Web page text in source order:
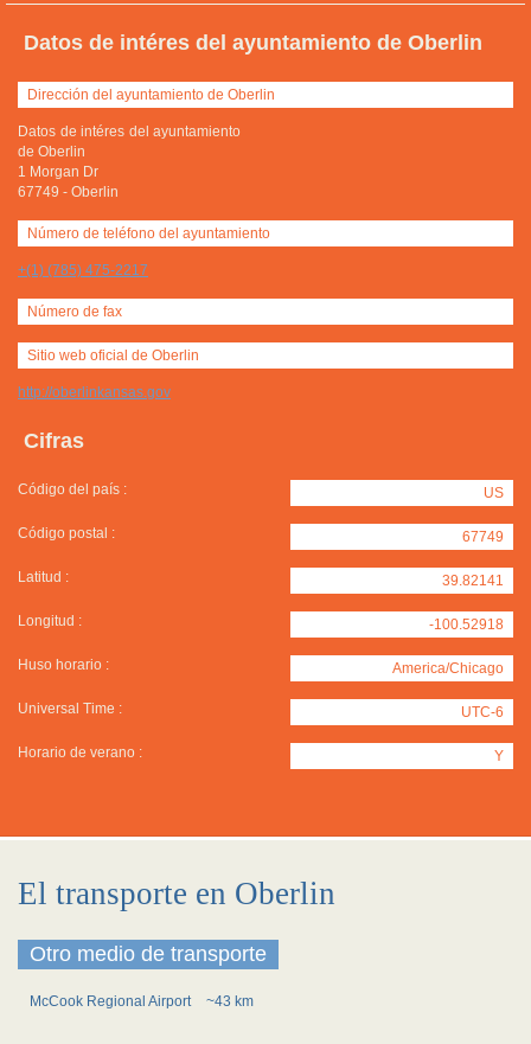
Datos de intéres del ayuntamiento de Oberlin
Dirección del ayuntamiento de Oberlin
Datos de intéres del ayuntamiento
de Oberlin
1 Morgan Dr
67749 - Oberlin
Número de teléfono del ayuntamiento
+(1) (785) 475-2217
Número de fax
Sitio web oficial de Oberlin
http://oberlinkansas.gov
Cifras
Código del país : US
Código postal : 67749
Latitud : 39.82141
Longitud : -100.52918
Huso horario : America/Chicago
Universal Time : UTC-6
Horario de verano : Y
El transporte en Oberlin
Otro medio de transporte
McCook Regional Airport ~43 km